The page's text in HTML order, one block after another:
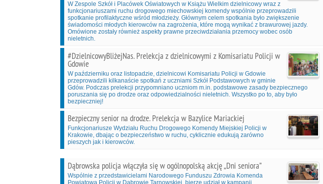
W Zespole Szkół i Placówek Oświatowych w Książu Wielkim dzielnicowy wraz z
funkcjonariuszami ruchu drogowego miechowskiej komendy wspólnie przeprowadzili
spotkanie profilaktyczne wśród młodzieży. Głównym celem spotkania było zwiększenie
świadomości młodych kierowców na zagrożenia, które mogą wynikać z brawurowej jazdy.
Omówione zostały również aspekty prawne przeciwdziałania przemocy wobec osób
nieletnich.
#DzielnicowyBliżejNas. Prelekcja z dzielnicowymi z Komisariatu Policji w
Gdowie
W październiku oraz listopadzie, dzielnicowi Komisariatu Policji w Gdowie
przeprowadzili kilkanaście spotkań z uczniami Szkół Podstawowych w gminie
Gdów. Podczas prelekcji przypomniano uczniom m.in. podstawowe zasady bezpiecznego
poruszania się po drodze oraz odpowiedzialności nieletnich. Wszystko po to, aby było
bezpieczniej!
Bezpieczny senior na drodze. Prelekcja w Bazylice Mariackiej
Funkcjonariusze Wydziału Ruchu Drogowego Komendy Miejskiej Policji w
Krakowie, dbając o bezpieczeństwo w ruchu, cyklicznie edukują zarówno
pieszych jak i kierowców.
Dąbrowska policja włączyła się w ogólnopolską akcję „Dni seniora”
Wspólnie z przedstawicielami Narodowego Funduszu Zdrowia Komenda